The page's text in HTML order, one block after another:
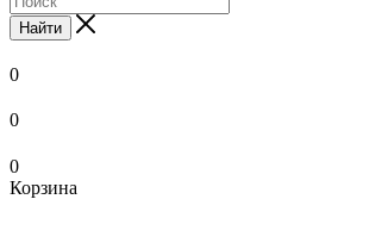
Найти
0
0
0
Корзина